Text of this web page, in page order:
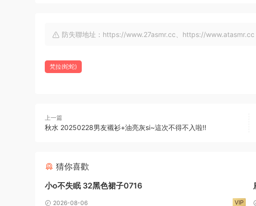
防失聯地址：https://www.27asmr.cc、https://
梵拉(蛇蛇)
上一篇
秋水 20250228男友襯衫+油亮灰si~這次不得不入啦!!
猜你喜歡
小o不失眠 32黑色裙子0716
2026-08-06 VIP